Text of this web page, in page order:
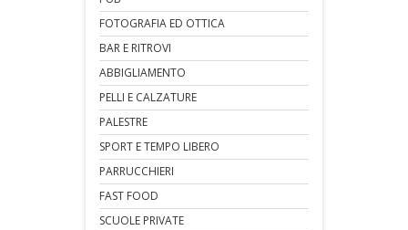
FOTOGRAFIA ED OTTICA
BAR E RITROVI
ABBIGLIAMENTO
PELLI E CALZATURE
PALESTRE
SPORT E TEMPO LIBERO
PARRUCCHIERI
FAST FOOD
SCUOLE PRIVATE